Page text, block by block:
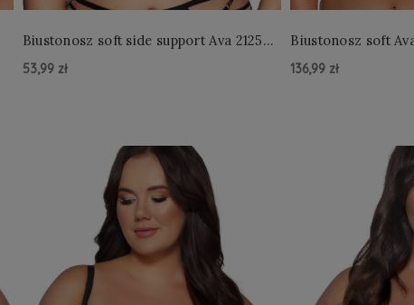
Biustonosz soft side support Ava 2125
53,99 zł
Biustonosz soft Ava
136,99 zł